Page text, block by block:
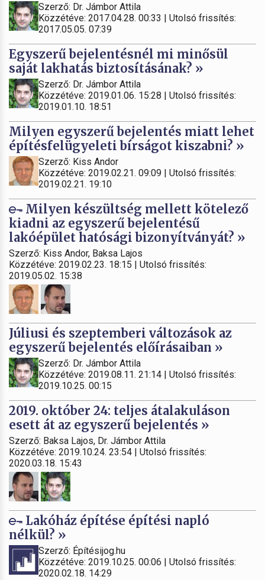
Szerző: Dr. Jámbor Attila
Közzétéve: 2017.04.28. 00:33 | Utolsó frissítés:
2017.05.05. 07:39
Egyszerű bejelentésnél mi minősül
saját lakhatás biztosításának? »
Szerző: Dr. Jámbor Attila
Közzétéve: 2019.01.06. 15:28 | Utolsó frissítés:
2019.01.10. 18:51
Milyen egyszerű bejelentés miatt lehet
építésfelügyeleti bírságot kiszabni? »
Szerző: Kiss Andor
Közzétéve: 2019.02.21. 09:09 | Utolsó frissítés:
2019.02.21. 19:10
Milyen készültség mellett kötelező
kiadni az egyszerű bejelentésű
lakóépület hatósági bizonyítványát? »
Szerző: Kiss Andor, Baksa Lajos
Közzétéve: 2019.02.23. 18:15 | Utolsó frissítés:
2019.05.02. 15:38
Júliusi és szeptemberi változások az
egyszerű bejelentés előírásaiban »
Szerző: Dr. Jámbor Attila
Közzétéve: 2019.08.11. 21:14 | Utolsó frissítés:
2019.10.25. 00:15
2019. október 24: teljes átalakuláson
esett át az egyszerű bejelentés »
Szerző: Baksa Lajos, Dr. Jámbor Attila
Közzétéve: 2019.10.24. 23:54 | Utolsó frissítés:
2020.03.18. 15:43
Lakóház építése építési napló
nélkül? »
Szerző: Építésijog.hu
Közzétéve: 2019.10.25. 00:06 | Utolsó frissítés:
2020.02.18. 14:29